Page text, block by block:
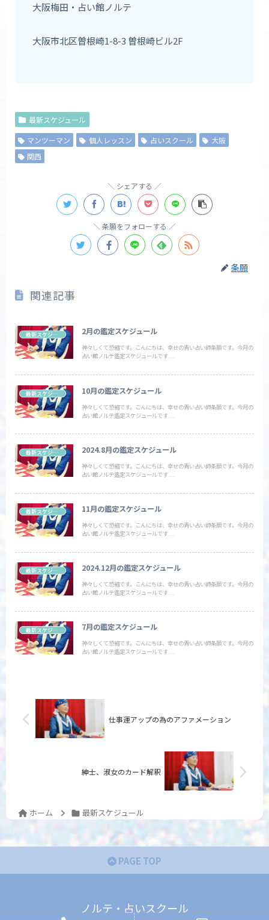
大阪梅田・占い館ノルテ
大阪市北区曽根崎1-8-3 曽根崎ビル2F
最新スケジュール
マンツーマン 個人レッスン 占いスクール
大阪
関西
シェアする
条願をフォローする
条願
関連記事
最新スケジュール 2月の鑑定スケジュール
神々しくて恐縮です。こんにちは、幸せの青い占い師条願です。今月の
占い館ノルテ鑑定スケジュールです ...
最新スケジュール 10月の鑑定スケジュール
神々しくて恐縮です。こんにちは、幸せの青い占い師条願です。今月の
占い館ノルテ鑑定スケジュールです ...
最新スケジュール 2024.8月の鑑定スケジュール
神々しくて恐縮です。こんにちは、幸せの青い占い師条願です。今月の
占い館ノルテ鑑定スケジュールです ...
最新スケジュール 11月の鑑定スケジュール
神々しくて恐縮です。こんにちは、幸せの青い占い師条願です。今月の
占い館ノルテ鑑定スケジュールです ...
最新スケジュール 2024.12月の鑑定スケジュール
神々しくて恐縮です。こんにちは、幸せの青い占い師条願です。今月の
占い館ノルテ鑑定スケジュールです ...
最新スケジュール 7月の鑑定スケジュール
神々しくて恐縮です。こんにちは、幸せの青い占い師条願です。今月の
占い館ノルテ鑑定スケジュールです ...
仕事運アップの為のアファメーション
紳士、淑女のカード解釈
ホーム 最新スケジュール
PAGE TOP
ノルテ・占いスクール